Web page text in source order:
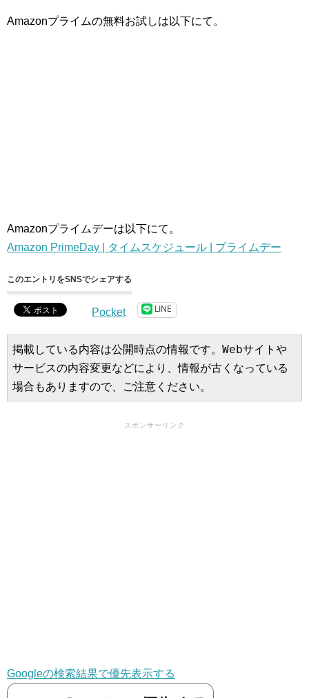
Amazonプライムの無料お試しは以下にて。
Amazonプライムデーは以下にて。
Amazon PrimeDay | タイムスケジュール | プライムデー
このエントリをSNSでシェアする
Pocket LINE
掲載している内容は公開時点の情報です。Webサイトや
サービスの内容変更などにより、情報が古くなっている
場合もありますので、ご注意ください。
スポンサーリンク
Googleの検索結果で優先表示する